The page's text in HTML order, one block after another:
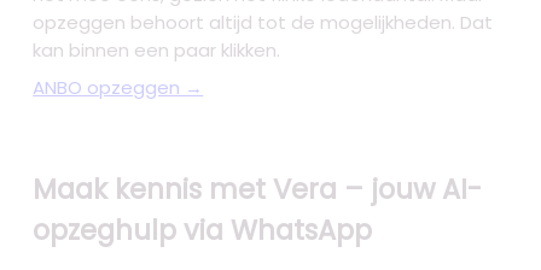
opzeggen behoort altijd tot de mogelijkheden. Dat
kan binnen een paar klikken.
ANBO opzeggen →
Maak kennis met Vera – jouw AI-
opzeghulp via WhatsApp